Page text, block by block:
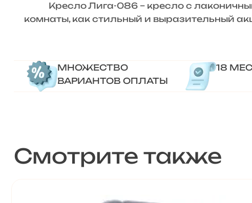
Кресло Лига-086 – кресло с
комнаты, как стильный и выразительный
МНОЖЕСТВО
ВАРИАНТОВ ОПЛАТЫ
18
Смотрите также